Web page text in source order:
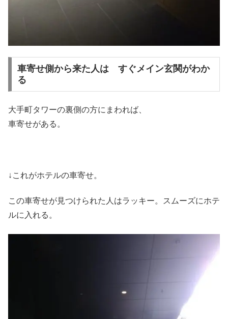
車寄せ側から来た人は すぐメイン玄関がわか
る
大手町タワーの裏側の方にまわれば、
車寄せがある。
↓これがホテルの車寄せ。
この車寄せが見つけられた人はラッキー。スムーズにホテ
ルに入れる。